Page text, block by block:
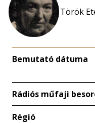
Török
Bemutató dátuma
Rádiós műfaji
Régió